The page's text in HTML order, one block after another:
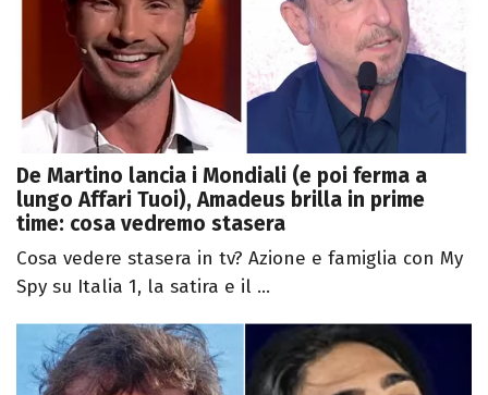
De Martino lancia i Mondiali (e poi ferma a
lungo Affari Tuoi), Amadeus brilla in prime
time: cosa vedremo stasera
Cosa vedere stasera in tv? Azione e famiglia con My
Spy su Italia 1, la satira e il ...